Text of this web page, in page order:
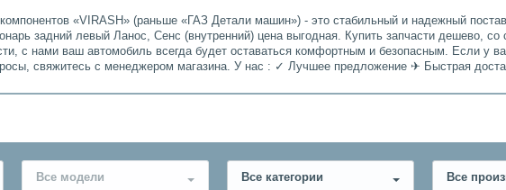
«VIRASH» (раньше «ГАЗ Детали машин») - это стабильный и надежный
задний левый Ланос, Сенс (внутренний) цена выгодная. Купить запчасти дешево, со
с нами ваш автомобиль всегда будет оставаться комфортным и безопасным. Если у
свяжитесь с менеджером магазина. У нас : ✓ Лучшее предложение ✈ Быстрая
Все модели Все категории Все